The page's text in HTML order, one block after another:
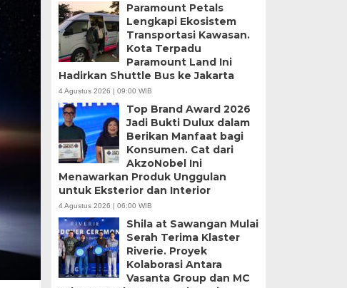
Paramount Petals
Lengkapi Ekosistem
Transportasi Kawasan.
Kota Terpadu
Paramount Land Ini
Hadirkan Shuttle Bus ke Jakarta
4 Agustus 2026 | 09:00 WIB
Top Brand Award 2026
Jadi Bukti Dulux dalam
Berikan Manfaat bagi
Konsumen. Cat dari
AkzoNobel Ini
Menawarkan Produk Unggulan
untuk Eksterior dan Interior
4 Agustus 2026 | 06:00 WIB
Shila at Sawangan Mulai
Serah Terima Klaster
Riverie. Proyek
Kolaborasi Antara
Vasanta Group dan MC